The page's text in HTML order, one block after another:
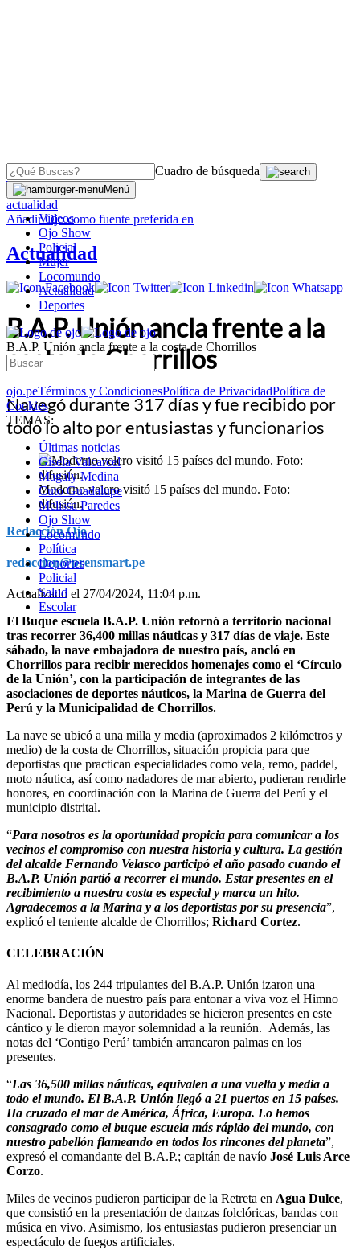
Cuadro de búsqueda
Menú
Videos
Ojo Show
Policial
Mujer
Locomundo
Actualidad
Deportes
B.A.P. Unión ancla frente a la costa de Chorrillos
ojo.peTérminos y CondicionesPolítica de PrivacidadPolítica de
Cookies
TEMAS:
Últimas noticias
Gisela Valcarcel
Magaly Medina
Cuto Guadalupe
Melissa Paredes
Ojo Show
Locomundo
Política
Deportes
Policial
Salud
Escolar
OJO
actualidad
AñadirOjocomo fuente preferida en
Actualidad
B.A.P. Unión ancla frente a la
costa de Chorrillos
Navegó durante 317 días y fue recibido por
todo lo alto por entusiastas y funcionarios
Moderno velero visitó 15 países del mundo. Foto:
difusión.
Redacción Ojo
redaccion@prensmart.pe
Actualizado el 27/04/2024, 11:04 p.m.
El Buque escuela B.A.P. Unión retornó a territorio nacional
tras recorrer 36,400 millas náuticas y 317 días de viaje. Este
sábado, la nave embajadora de nuestro país, ancló en
Chorrillos para recibir merecidos homenajes como el ‘Círculo
de la Unión’, con la participación de integrantes de las
asociaciones de deportes náuticos, la Marina de Guerra del
Perú y la Municipalidad de Chorrillos.
La nave se ubicó a una milla y media (aproximados 2 kilómetros y
medio) de la costa de Chorrillos, situación propicia para que
deportistas que practican especialidades como vela, remo, paddel,
moto náutica, así como nadadores de mar abierto, pudieran rendirle
honores, en coordinación con la Marina de Guerra del Perú y el
municipio distrital.
“Para nosotros es la oportunidad propicia para comunicar a los
vecinos el compromiso con nuestra historia y cultura. La gestión
del alcalde Fernando Velasco participó el año pasado cuando el
B.A.P. Unión partió a recorrer el mundo. Estar presentes en el
recibimiento a nuestra costa es especial y marca un hito.
Agradecemos a la Marina y a los deportistas por su presencia”,
explicó el teniente alcalde de Chorrillos; Richard Cortez.
CELEBRACIÓN
Al mediodía, los 244 tripulantes del B.A.P. Unión izaron una
enorme bandera de nuestro país para entonar a viva voz el Himno
Nacional. Deportistas y autoridades se hicieron presentes en este
cántico y le dieron mayor solemnidad a la reunión. Además, las
notas del ‘Contigo Perú’ también arrancaron palmas en los
presentes.
“Las 36,500 millas náuticas, equivalen a una vuelta y media a
todo el mundo. El B.A.P. Unión llegó a 21 puertos en 15 países.
Ha cruzado el mar de América, África, Europa. Lo hemos
consagrado como el buque escuela más rápido del mundo, con
nuestro pabellón flameando en todos los rincones del planeta”,
expresó el comandante del B.A.P.; capitán de navío José Luis Arce
Corzo.
Miles de vecinos pudieron participar de la Retreta en Agua Dulce,
que consistió en la presentación de danzas folclóricas, bandas con
música en vivo. Asimismo, los entusiastas pudieron presenciar un
espectáculo de fuegos artificiales.